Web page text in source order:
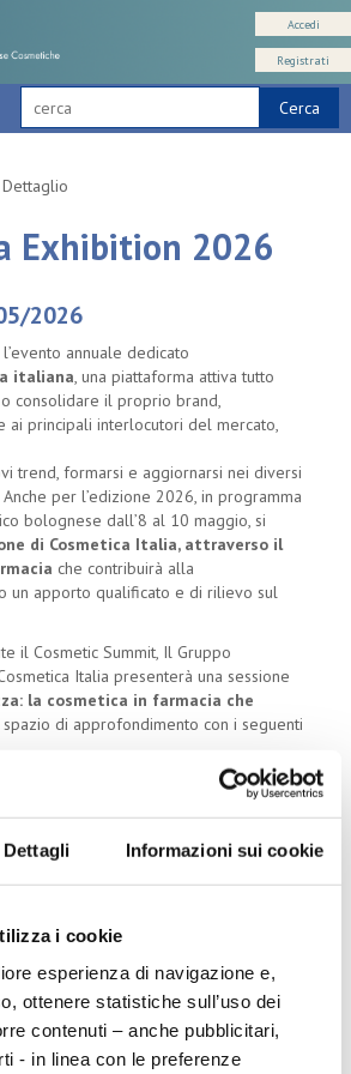
Dettagli Informazioni sui cookie
i cookie
esperienza di navigazione e,
ottenere statistiche sull’uso dei
contenuti – anche pubblicitari,
- in linea con le preferenze
Cerca
Accedi
Registrati
Dettaglio
Exhibition 2026
2026
annuale dedicato
italiana, una piattaforma attiva tutto
consolidare il proprio brand,
ai principali interlocutori del mercato,
trend, formarsi e aggiornarsi nei diversi
per l’edizione 2026, in programma
bolognese dall’8 al 10 maggio, si
di Cosmetica Italia, attraverso il
che contribuirà alla
un apporto qualificato e di rilievo sul
il Cosmetic Summit, Il Gruppo
Italia presenterà una sessione
la cosmetica in farmacia che
spazio di approfondimento con i seguenti
Gruppo Cosmetici in Farmacia
in farmacia: crescita e nuove